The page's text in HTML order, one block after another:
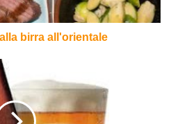
birra all'orientale